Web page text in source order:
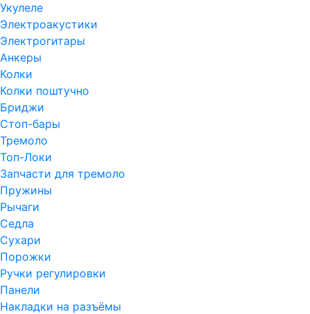
Укулеле
Электроакустики
Электрогитары
Анкеры
Колки
Колки поштучно
Бриджи
Стоп-бары
Тремоло
Топ-Локи
Запчасти для тремоло
Пружины
Рычаги
Седла
Сухари
Порожки
Ручки регулировки
Панели
Накладки на разъёмы